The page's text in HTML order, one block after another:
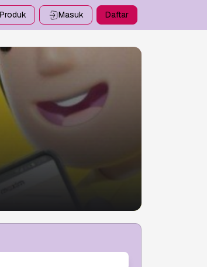
Masuk Daftar